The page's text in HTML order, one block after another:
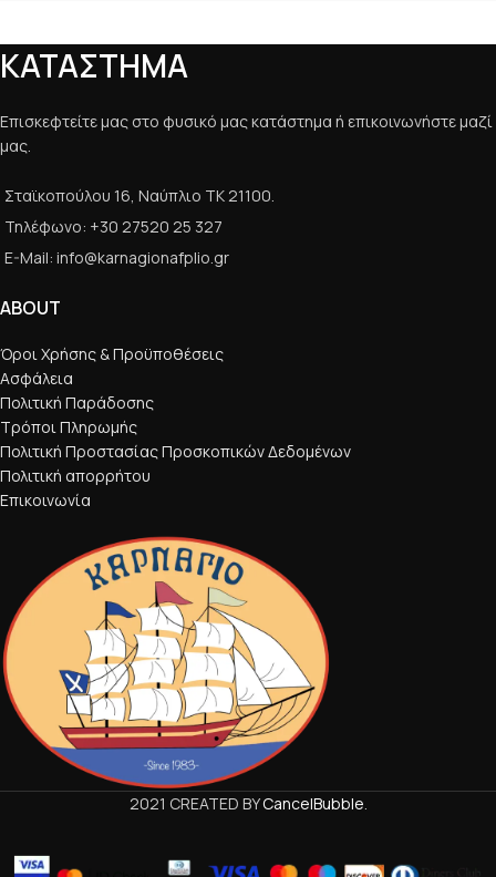
ΚΑΤΑΣΤΗΜΑ
Επισκεφτείτε μας στο φυσικό μας κατάστημα ή επικοινωνήστε μαζί
μας.
Σταϊκοπούλου 16, Ναύπλιο ΤΚ 21100.
Τηλέφωνο: +30 27520 25 327
E-Mail: info@karnagionafplio.gr
ABOUT
Όροι Χρήσης & Προϋποθέσεις
Ασφάλεια
Πολιτική Παράδοσης
Τρόποι Πληρωμής
Πολιτική Προστασίας Προσκοπικών Δεδομένων
Πολιτική απορρήτου
Επικοινωνία
2021 CREATED BYCancelBubble.